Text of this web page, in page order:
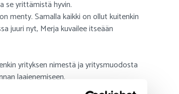
se yrittämistä hyvin.
menty. Samalla kaikki on ollut kuitenkin
juuri nyt, Merja kuvailee itseään
yrityksen nimestä ja yritysmuodosta
laajenemiseen.